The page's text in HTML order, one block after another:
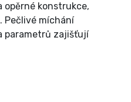
opěrné konstrukce,
Pečlivé míchání
parametrů zajišťují